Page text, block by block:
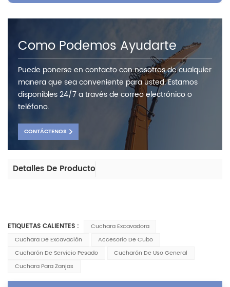
Como Podemos Ayudarte
Puede ponerse en contacto con nosotros de cualquier
manera que sea conveniente para usted. Estamos
disponibles 24/7 a través de correo electrónico o
teléfono.
CONTÁCTENOS
Detalles De Producto
ETIQUETAS CALIENTES :
Cuchara Excavadora
Cuchara De Excavación
Accesorio De Cubo
Cucharón De Servicio Pesado
Cucharón De Uso General
Cuchara Para Zanjas